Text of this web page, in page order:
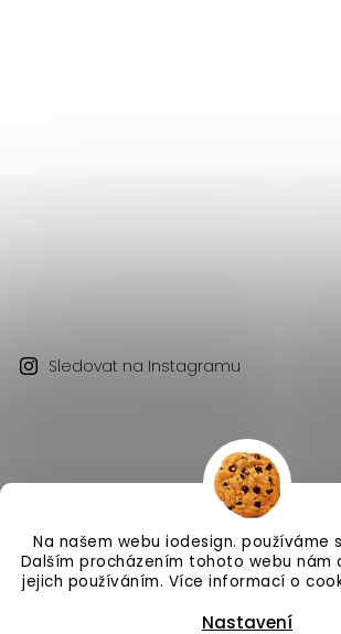
Na našem webu iodesign. používáme
Dalším procházením tohoto webu nám
jejich používáním. Více informací o
Nastavení
Sledovat na Instagramu
Copyright 2026 iodesign. . Všechna
Vytvořil Shoptet| Design